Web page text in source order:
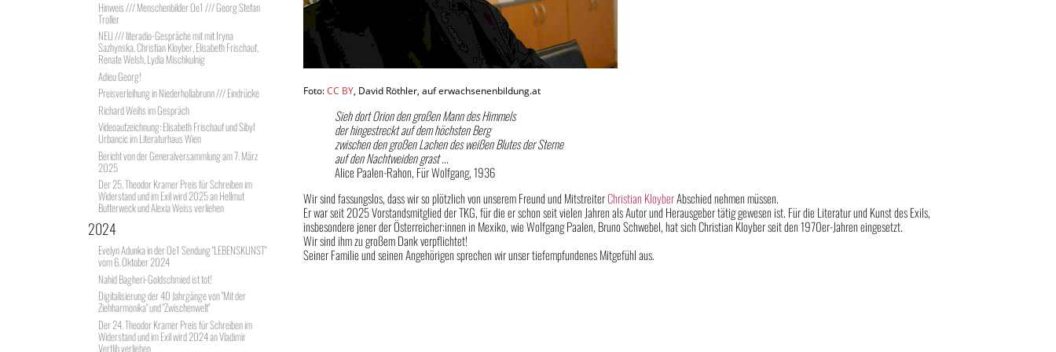
Foto:CC BY, David Röthler, auf erwachsenenbildung.at
Sieh dort Orion den großen Mann des Himmels
der hingestreckt auf dem höchsten Berg
zwischen den großen Lachen des weißen Blutes der Sterne
auf den Nachtweiden grast ...
Alice Paalen-Rahon, Für Wolfgang, 1936
Wir sind fassungslos, dass wir so plötzlich von unserem Freund und MitstreiterChristian KloyberAbschied nehmen müssen.
Er war seit 2025 Vorstandsmitglied der TKG, für die er schon seit vielen Jahren als Autor und Herausgeber tätig gewesen ist. Für die Literatur und Kunst des Exils,
insbesondere jener der Österreicher:innen in Mexiko, wie Wolfgang Paalen, Bruno Schwebel, hat sich Christian Kloyber seit den 1970er-Jahren eingesetzt.
Wir sind ihm zu großem Dank verpflichtet!
Seiner Familie und seinen Angehörigen sprechen wir unser tiefempfundenes Mitgefühl aus.
Hinweis /// Menschenbilder Oe1 /// Georg Stefan
Troller
NEU /// literadio-Gespräche mit mit Iryna
Sazhynska, Christian Kloyber, Elisabeth Frischauf,
Renate Welsh, Lydia Mischkulnig
Adieu Georg!
Preisverleihung in Niederhollabrunn /// Eindrücke
Richard Weihs im Gespräch
Videoaufzeichnung: Elisabeth Frischauf und Sibyl
Urbancic im Literaturhaus Wien
Bericht von der Generalversammlung am 7. März
2025
Der 25. Theodor Kramer Preis für Schreiben im
Widerstand und im Exil wird 2025 an Hellmut
Butterweck und Alexia Weiss verliehen
2024
Evelyn Adunka in der Oe1 Sendung "LEBENSKUNST"
vom 6. Oktober 2024
Nahid Bagheri-Goldschmied ist tot!
Digitalisierung der 40 Jahrgänge von "Mit der
Ziehharmonika" und "Zwischenwelt"
Der 24. Theodor Kramer Preis für Schreiben im
Widerstand und im Exil wird 2024 an Vladimir
Vertlib verliehen